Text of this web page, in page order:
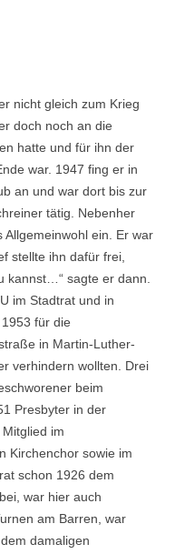
nicht gleich zum Krieg
doch noch an die
hatte und für ihn der
war. 1947 fing er in
an und war dort bis zur
tätig. Nebenher
Allgemeinwohl ein. Er war
stellte ihn dafür frei,
kannst…“ sagte er dann.
im Stadtrat und in
für die
in Martin-Luther-
verhindern wollten. Drei
beim
Presbyter in der
im
Kirchenchor sowie im
schon 1926 dem
war hier auch
am Barren, war
damaligen